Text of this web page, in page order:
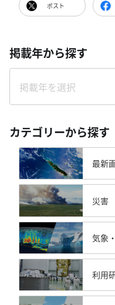
ポスト
掲載年から探す
カテゴリーから探す
最新
災害
気象
利用